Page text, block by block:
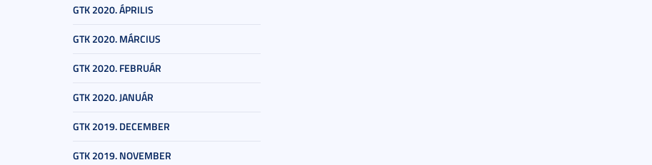
GTK 2020. ÁPRILIS
GTK 2020. MÁRCIUS
GTK 2020. FEBRUÁR
GTK 2020. JANUÁR
GTK 2019. DECEMBER
GTK 2019. NOVEMBER